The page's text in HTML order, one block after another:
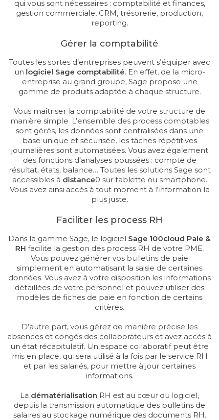
qui vous sont nécessaires : comptabilité et finances,
gestion commerciale, CRM, trésorerie, production,
reporting.
Gérer la comptabilité
Toutes les sortes d’entreprises peuvent s’équiper avec
un logiciel Sage comptabilité. En effet, de la micro-
entreprise au grand groupe, Sage propose une
gamme de produits adaptée à chaque structure.
Vous maîtriser la comptabilité de votre structure de
manière simple. L’ensemble des process comptables
sont gérés, les données sont centralisées dans une
base unique et sécurisée, les tâches répétitives
journalières sont automatisées. Vous avez également
des fonctions d’analyses poussées : compte de
résultat, états, balance… Toutes les solutions Sage sont
accessibles à distance0 sur tablette ou smartphone.
Vous avez ainsi accès à tout moment à l’information la
plus juste.
Faciliter les process RH
Dans la gamme Sage, le logiciel Sage 100cloud Paie &
RH facilite la gestion des process RH de votre PME.
Vous pouvez générer vos bulletins de paie
simplement en automatisant la saisie de certaines
données. Vous avez à votre disposition les informations
détaillées de votre personnel et pouvez utiliser des
modèles de fiches de paie en fonction de certains
critères.
D’autre part, vous gérez de manière précise les
absences et congés des collaborateurs et avez accès à
un état récapitulatif. Un espace collaboratif peut être
mis en place, qui sera utilisé à la fois par le service RH
et par les salariés, pour mettre à jour certaines
informations.
La dématérialisation RH est au cœur du logiciel,
depuis la transmission automatique des bulletins de
salaires au stockage numérique des documents RH.